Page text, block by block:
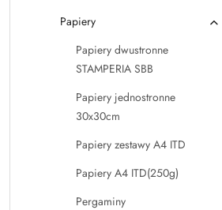
Papiery
Papiery dwustronne
STAMPERIA SBB
Papiery jednostronne
30x30cm
Papiery zestawy A4 ITD
Papiery A4 ITD(250g)
Pergaminy